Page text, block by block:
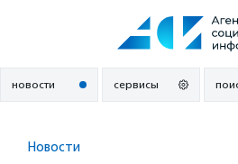
новости сервисы
Новости